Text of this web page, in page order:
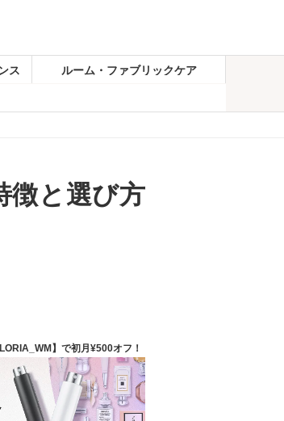
ス ルーム・ファブリックケア
徴と選び方
】で初月¥500オフ！